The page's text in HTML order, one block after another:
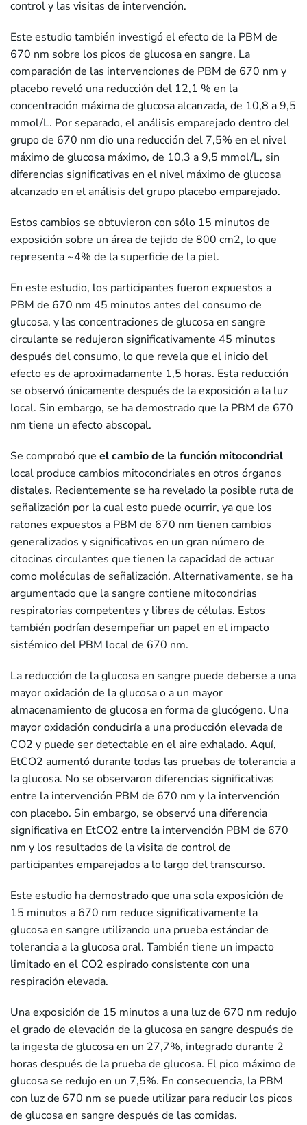
control y las visitas de intervención.
Este estudio también investigó el efecto de la PBM de
670 nm sobre los picos de glucosa en sangre. La
comparación de las intervenciones de PBM de 670 nm y
placebo reveló una reducción del 12,1 % en la
concentración máxima de glucosa alcanzada, de 10,8 a 9,5
mmol/L. Por separado, el análisis emparejado dentro del
grupo de 670 nm dio una reducción del 7,5% en el nivel
máximo de glucosa máximo, de 10,3 a 9,5 mmol/L, sin
diferencias significativas en el nivel máximo de glucosa
alcanzado en el análisis del grupo placebo emparejado.
Estos cambios se obtuvieron con sólo 15 minutos de
exposición sobre un área de tejido de 800 cm2, lo que
representa ~4% de la superficie de la piel.
En este estudio, los participantes fueron expuestos a
PBM de 670 nm 45 minutos antes del consumo de
glucosa, y las concentraciones de glucosa en sangre
circulante se redujeron significativamente 45 minutos
después del consumo, lo que revela que el inicio del
efecto es de aproximadamente 1,5 horas. Esta reducción
se observó únicamente después de la exposición a la luz
local. Sin embargo, se ha demostrado que la PBM de 670
nm tiene un efecto abscopal.
Se comprobó que el cambio de la función mitocondrial
local produce cambios mitocondriales en otros órganos
distales. Recientemente se ha revelado la posible ruta de
señalización por la cual esto puede ocurrir, ya que los
ratones expuestos a PBM de 670 nm tienen cambios
generalizados y significativos en un gran número de
citocinas circulantes que tienen la capacidad de actuar
como moléculas de señalización. Alternativamente, se ha
argumentado que la sangre contiene mitocondrias
respiratorias competentes y libres de células. Estos
también podrían desempeñar un papel en el impacto
sistémico del PBM local de 670 nm.
La reducción de la glucosa en sangre puede deberse a una
mayor oxidación de la glucosa o a un mayor
almacenamiento de glucosa en forma de glucógeno. Una
mayor oxidación conduciría a una producción elevada de
CO2 y puede ser detectable en el aire exhalado. Aquí,
EtCO2 aumentó durante todas las pruebas de tolerancia a
la glucosa. No se observaron diferencias significativas
entre la intervención PBM de 670 nm y la intervención
con placebo. Sin embargo, se observó una diferencia
significativa en EtCO2 entre la intervención PBM de 670
nm y los resultados de la visita de control de
participantes emparejados a lo largo del transcurso.
Este estudio ha demostrado que una sola exposición de
15 minutos a 670 nm reduce significativamente la
glucosa en sangre utilizando una prueba estándar de
tolerancia a la glucosa oral. También tiene un impacto
limitado en el CO2 espirado consistente con una
respiración elevada.
Una exposición de 15 minutos a una luz de 670 nm redujo
el grado de elevación de la glucosa en sangre después de
la ingesta de glucosa en un 27,7%, integrado durante 2
horas después de la prueba de glucosa. El pico máximo de
glucosa se redujo en un 7,5%. En consecuencia, la PBM
con luz de 670 nm se puede utilizar para reducir los picos
de glucosa en sangre después de las comidas.